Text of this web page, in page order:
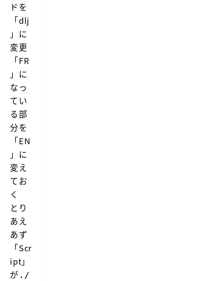
ドを
「dlj
」に
変更
「FR
」に
なっ
てい
る部
分を
「EN
」に
変え
てお
く
とり
あえ
あず
「Scr
ipt」
が ./